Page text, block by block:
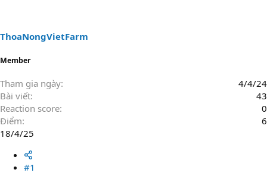
e
ThoaNongVietFarm
Member
Tham gia ngày
4/4/24
Bài viết
43
Reaction score
0
Điểm
6
18/4/25
#1